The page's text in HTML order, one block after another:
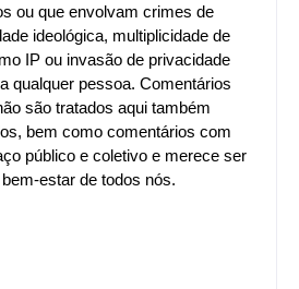
ou que envolvam crimes de
ideológica, multiplicidade de
IP ou invasão de privacidade
qualquer pessoa. Comentários
são tratados aqui também
bem como comentários com
público e coletivo e merece ser
estar de todos nós.